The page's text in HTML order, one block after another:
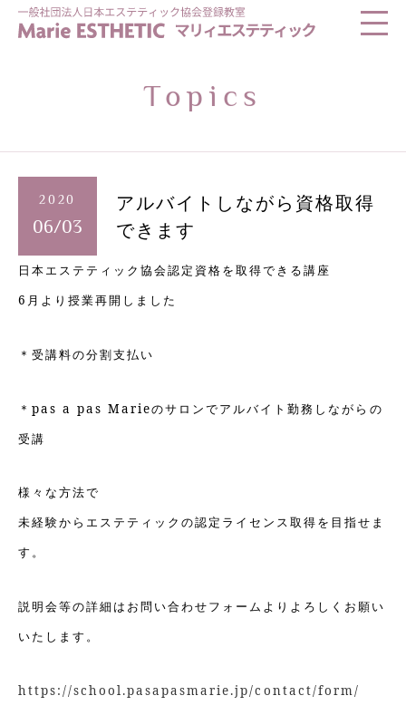
Topics
2020
06/03
アルバイトしながら資格取得
できます
日本エステティック協会認定資格を取得できる講座
6月より授業再開しました
＊受講料の分割支払い
＊pas a pas Marieのサロンでアルバイト勤務しながらの
受講
様々な方法で
未経験からエステティックの認定ライセンス取得を目指せま
す。
説明会等の詳細はお問い合わせフォームよりよろしくお願い
いたします。
https://school.pasapasmarie.jp/contact/form/